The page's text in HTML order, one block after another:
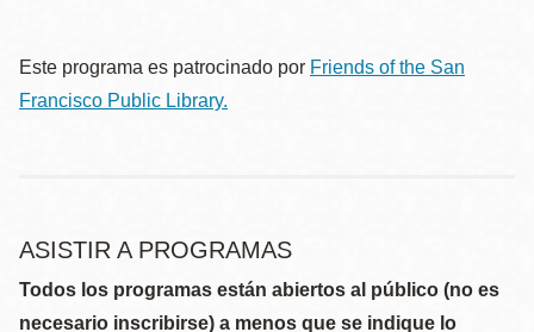
Este programa es patrocinado por Friends of the San
Francisco Public Library.
ASISTIR A PROGRAMAS
Todos los programas están abiertos al público (no es
necesario inscribirse) a menos que se indique lo